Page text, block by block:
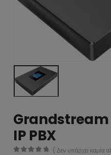
Grandstream
IP PBX
( Δεν υπάρχει καμία